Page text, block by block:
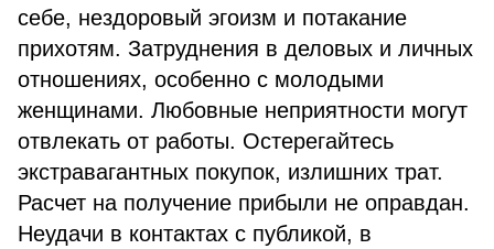
себе, нездоровый эгоизм и потакание
прихотям. Затруднения в деловых и личных
отношениях, особенно с молодыми
женщинами. Любовные неприятности могут
отвлекать от работы. Остерегайтесь
экстравагантных покупок, излишних трат.
Расчет на получение прибыли не оправдан.
Неудачи в контактах с публикой, в